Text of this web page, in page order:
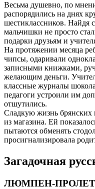
Весьма душевно, по
распорядились на днях
шестиклассников. Найдя
мальчишки не просто
подарки друзьям и
На протяжении месяца
чипсы, одаривали
записными книжками,
желающим деньги.
классные журналы
педагоги устроили им
отшутились.
Сладкую жизнь брянских
из магазина. Ей
пытаются обменять
просигнализировала
Загадочная
ЛЮМПЕН-